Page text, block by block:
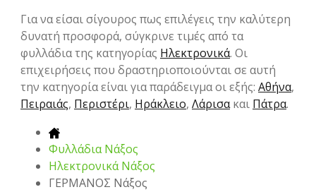
Για να είσαι σίγουρος πως επιλέγεις την καλύτερη
δυνατή προσφορά, σύγκρινε τιμές από τα
φυλλάδια της κατηγορίας Hλεκτρονικά. Οι
επιχειρήσεις που δραστηριοποιούνται σε αυτή
την κατηγορία είναι για παράδειγμα οι εξής: Αθήνα,
Πειραιάς, Περιστέρι, Ηράκλειο, Λάρισακαι Πάτρα.
Φυλλάδια Νάξος
Hλεκτρονικά Νάξος
ΓΕΡΜΑΝΟΣ Νάξος